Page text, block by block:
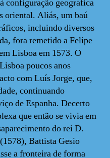
configuração geográfica
oriental. Aliás, um baú
incluindo diversos
fora remetido a Felipe
Lisboa em 1573. O
poucos anos
com Luís Jorge, que,
continuando
de Espanha. Decerto
que então se vivia em
do rei D.
Battista Gesio
a fronteira de forma